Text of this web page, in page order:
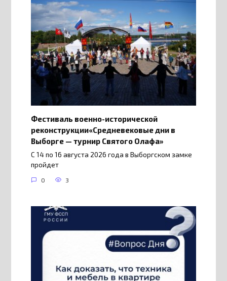
Фестиваль военно-исторической
реконструкции«Средневековые дни в
Выборге — турнир Святого Олафа»
С 14 по 16 августа 2026 года в Выборгском замке
пройдет
0 3